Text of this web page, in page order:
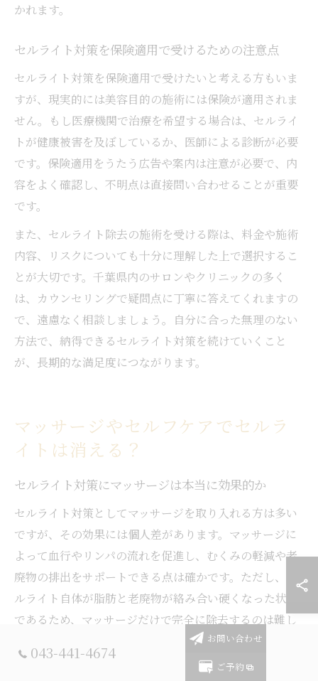
かれます。
セルライト対策を保険適用で受けるための注意点
セルライト対策を保険適用で受けたいと考える方もいま
すが、現実的には美容目的の施術には保険が適用されま
せん。もし医療機関で治療を希望する場合は、セルライ
トが健康被害を及ぼしているか、医師による診断が必要
です。保険適用をうたう広告や案内は注意が必要で、内
容をよく確認し、不明点は直接問い合わせることが重要
です。
また、セルライト除去の施術を受ける際は、料金や施術
内容、リスクについても十分に理解した上で選択するこ
とが大切です。千葉県内のサロンやクリニックの多く
は、カウンセリングで疑問点に丁寧に答えてくれますの
で、遠慮なく相談しましょう。自分に合った無理のない
方法で、納得できるセルライト対策を続けていくこと
が、長期的な満足度につながります。
マッサージやセルフケアでセルラ
イトは消える？
セルライト対策にマッサージは本当に効果的か
セルライト対策としてマッサージを取り入れる方は多い
ですが、その効果には個人差があります。マッサージに
よって血行やリンパの流れを促進し、むくみの軽減や老
廃物の排出をサポートできる点は確かです。ただし、セ
ルライト自体が脂肪と老廃物が絡み合い硬くなった状態
であるため、マッサージだけで完全に除去するのは難し
現場でよくあるのは、セルライト部分を強く揉むことで
043-441-4674
お問い合わせ
ご予約